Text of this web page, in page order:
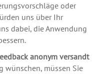
oder
uns über Ihr
dabei, die Anwendung
anonym versandt
wünschen, müssen Sie